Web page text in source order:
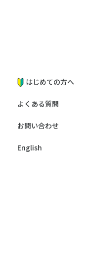
はじめての方へ
よくある質問
お問い合わせ
English